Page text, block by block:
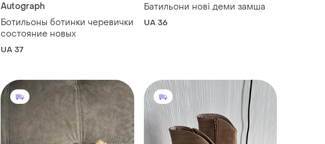
Autograph
Ботильоны ботинки черевички
состояние новых
UA 37
Батильони нові деми замша
UA 36